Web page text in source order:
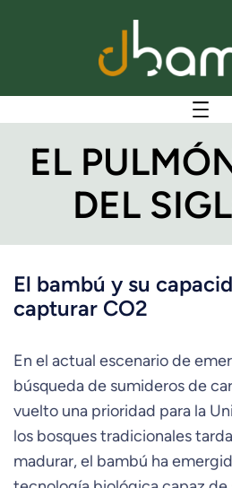
EL
DEL
El bambú y su
capturar CO2
En el actual escenario de
búsqueda de sumideros de
vuelto una prioridad para la
los bosques tradicionales
madurar, el bambú ha